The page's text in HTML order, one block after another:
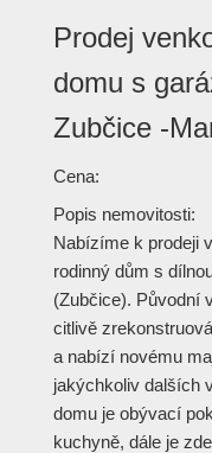
Prodej
domu s
Zubčice -
Cena:
Popis nemovitosti:
Nabízíme k prodeji
rodinný dům s
(Zubčice). Původní
citlivě
a nabízí novému
jakýchkoliv dalších
domu je obývací
kuchyně, dále je